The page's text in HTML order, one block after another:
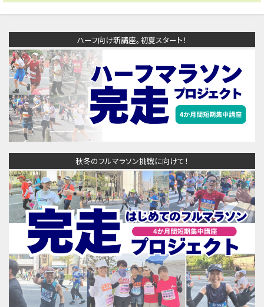
ハーフ向け新講座。初夏スタート！
秋冬のフルマラソン挑戦に向けて！